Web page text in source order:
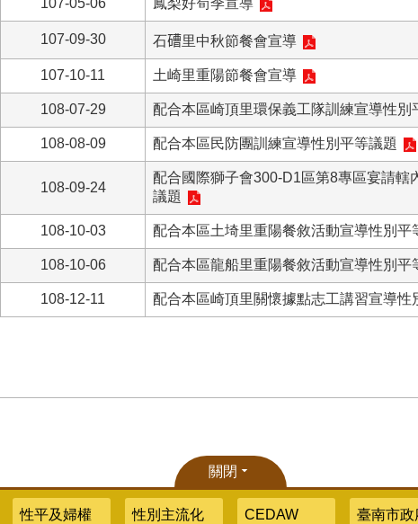
107-05-06 鳳梨好筍季宣導
107-09-30 石𥕢里中秋節餐會宣導
107-10-11 土崎里重陽節餐會宣導
108-07-29 配合本區崎頂里環保義工隊訓練宣導性別
108-08-09 配合本區民防團訓練宣導性別平等議題
108-09-24
配合國際獅子會300-D1區第8專區宴請轄
議題
108-10-03 配合本區土埼里重陽餐敘活動宣導性別平
108-10-06 配合本區龍船里重陽餐敘活動宣導性別平
108-12-11 配合本區崎頂里關懷據點志工講習宣導性
關閉
性平及婦權
性別主流化 CEDAW
臺南市政